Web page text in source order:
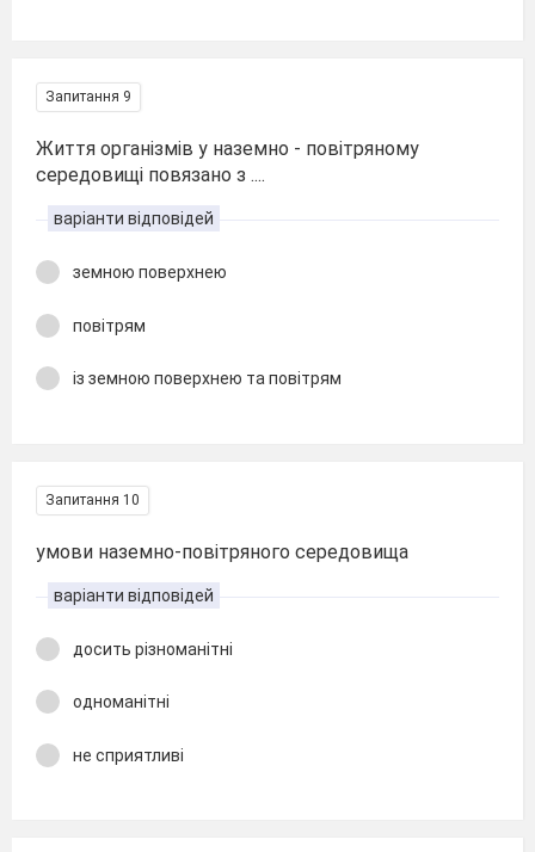
Запитання 9
Життя організмів у наземно - повітряному
середовищі повязано з ....
варіанти відповідей
земною поверхнею
повітрям
із земною поверхнею та повітрям
Запитання 10
умови наземно-повітряного середовища
варіанти відповідей
досить різноманітні
одноманітні
не сприятливі